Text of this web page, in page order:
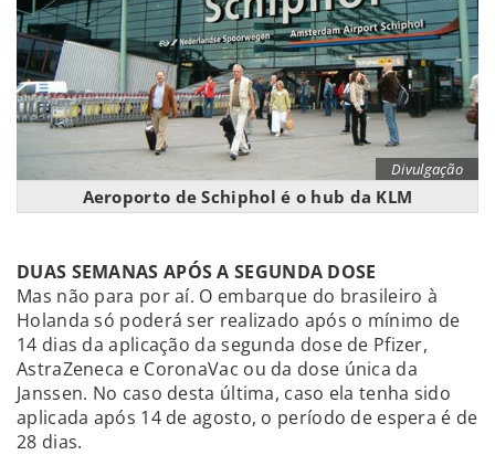
Divulgação
Aeroporto de Schiphol é o hub da KLM
DUAS SEMANAS APÓS A SEGUNDA DOSE
Mas não para por aí. O embarque do brasileiro à
Holanda só poderá ser realizado após o mínimo de
14 dias da aplicação da segunda dose de Pfizer,
AstraZeneca e CoronaVac ou da dose única da
Janssen. No caso desta última, caso ela tenha sido
aplicada após 14 de agosto, o período de espera é de
28 dias.